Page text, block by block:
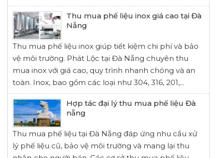
Thu mua phế liệu inox giá cao tại Đà
Nẵng
Thu mua phế liệu inox giúp tiết kiệm chi phí và bảo
vệ môi trường. Phát Lộc tại Đà Nẵng chuyên thu
mua inox với giá cao, quy trình nhanh chóng và an
toàn. Inox, bao gồm các loại như 304, 316, 201,...
Hợp tác đại lý thu mua phế liệu Đà
nẵng
Thu mua phế liệu tại Đà Nẵng đáp ứng nhu cầu xử
lý phế liệu cũ, bảo vệ môi trường và mang lại thu